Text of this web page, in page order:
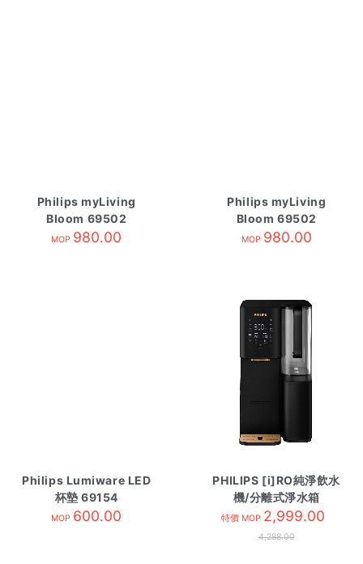
Philips myLiving
Bloom 69502
MOP 980.00
Philips myLiving
Bloom 69502
MOP 980.00
Philips Lumiware LED
杯墊 69154
MOP 600.00
PHILIPS [i]RO純淨飲水
機/分離式淨水箱
ADD6920BK 黑色
特價 MOP 2,999.00
4,288.00